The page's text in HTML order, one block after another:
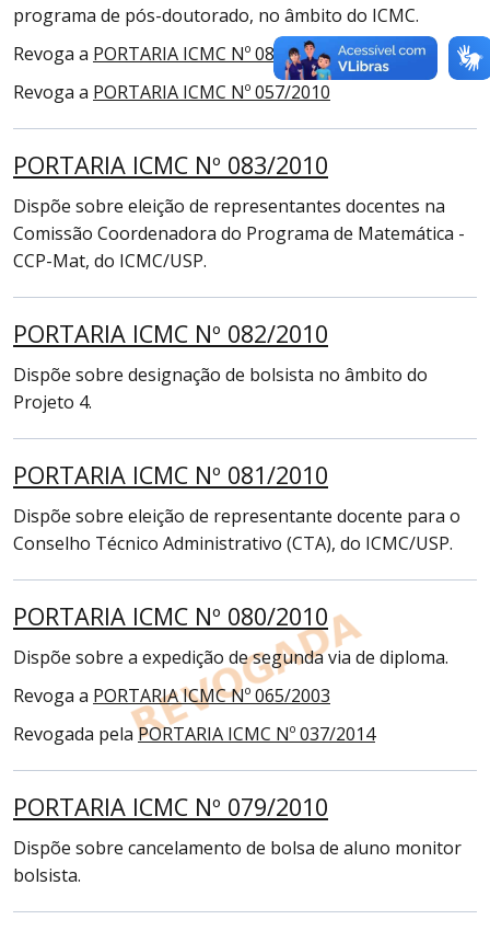
programa de pós-doutorado, no âmbito do ICMC.
Revoga a PORTARIA ICMC Nº 084/2008
Revoga a PORTARIA ICMC Nº 057/2010
PORTARIA ICMC Nº 083/2010
Dispõe sobre eleição de representantes docentes na
Comissão Coordenadora do Programa de Matemática -
CCP-Mat, do ICMC/USP.
PORTARIA ICMC Nº 082/2010
Dispõe sobre designação de bolsista no âmbito do
Projeto 4.
PORTARIA ICMC Nº 081/2010
Dispõe sobre eleição de representante docente para o
Conselho Técnico Administrativo (CTA), do ICMC/USP.
PORTARIA ICMC Nº 080/2010
Dispõe sobre a expedição de segunda via de diploma.
Revoga a PORTARIA ICMC Nº 065/2003
Revogada pelaPORTARIA ICMC Nº 037/2014
PORTARIA ICMC Nº 079/2010
Dispõe sobre cancelamento de bolsa de aluno monitor
bolsista.